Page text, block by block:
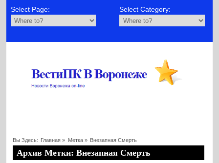
Select Page: Select Category:
Вы Здесь: Главная » Метка » Внезапная Смерть
Архив Метки: Внезапная Смерть